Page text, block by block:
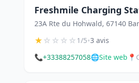
Freshmile Charging
23A Rte du Hohwald, 67140
★☆☆☆☆1/5•3 avis
📞+33388257058🌐Site web 📍